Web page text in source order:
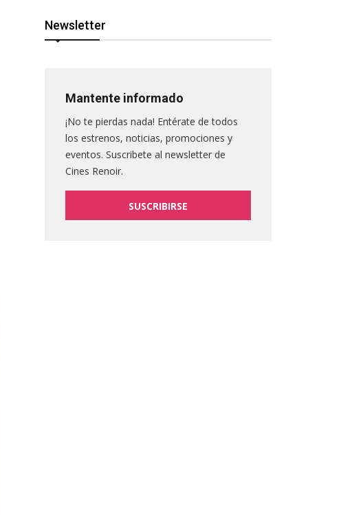
Newsletter
Mantente informado
¡No te pierdas nada! Entérate de todos
los estrenos, noticias, promociones y
eventos. Suscribete al newsletter de
Cines Renoir.
SUSCRIBIRSE